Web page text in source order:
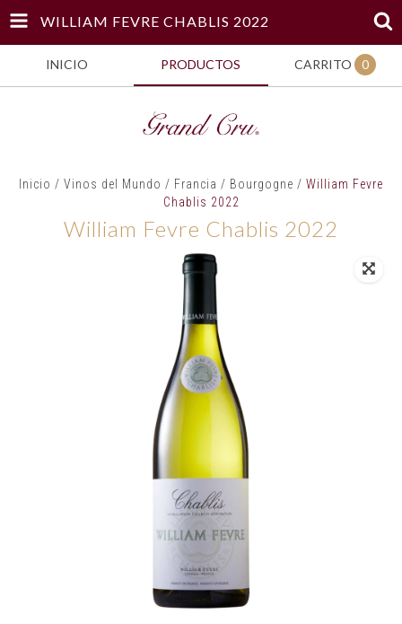
WILLIAM FEVRE CHABLIS 2022
INICIO PRODUCTOS CARRITO 0
Inicio / Vinos del Mundo / Francia / Bourgogne / William Fevre
Chablis 2022
William Fevre Chablis 2022